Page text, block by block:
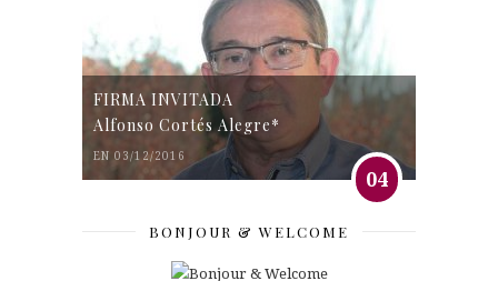
FIRMA INVITADA
Alfonso Cortés Alegre*
EN 03/12/2016
04
BONJOUR & WELCOME